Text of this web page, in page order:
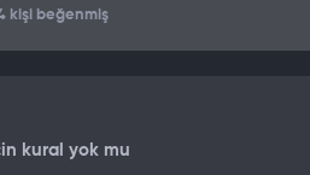
kişi beğenmiş
kural yok mu